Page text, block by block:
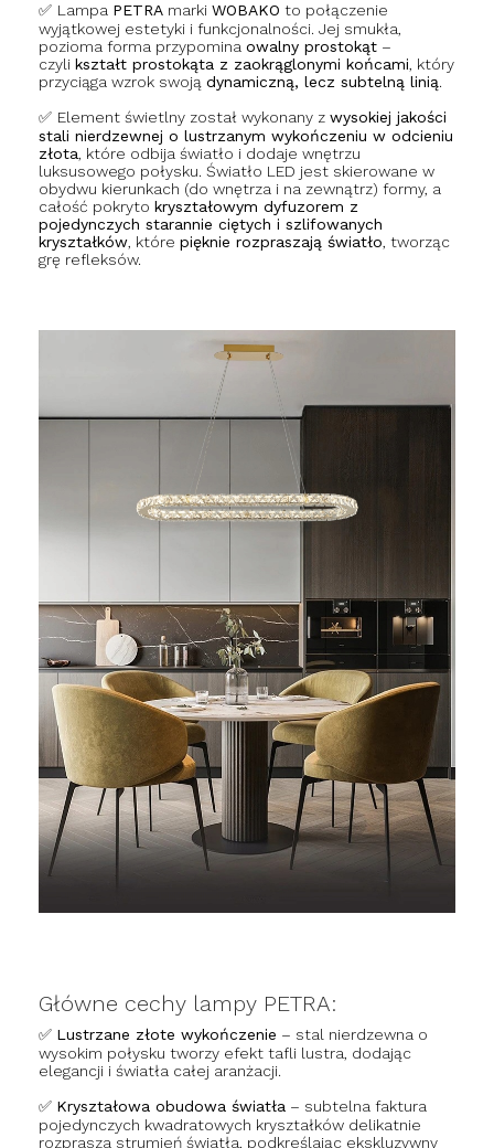
✅ Lampa PETRA marki WOBAKO to połączenie
wyjątkowej estetyki i funkcjonalności. Jej smukła,
pozioma forma przypomina owalny prostokąt –
czyli kształt prostokąta z zaokrąglonymi końcami, który
przyciąga wzrok swoją dynamiczną, lecz subtelną linią.
✅ Element świetlny został wykonany z wysokiej jakości
stali nierdzewnej o lustrzanym wykończeniu w odcieniu
złota, które odbija światło i dodaje wnętrzu
luksusowego połysku. Światło LED jest skierowane w
obydwu kierunkach (do wnętrza i na zewnątrz) formy, a
całość pokryto kryształowym dyfuzorem z
pojedynczych starannie ciętych i szlifowanych
kryształków, które pięknie rozpraszają światło, tworząc
grę refleksów.
Główne cechy lampy PETRA:
✅ Lustrzane złote wykończenie – stal nierdzewna o
wysokim połysku tworzy efekt tafli lustra, dodając
elegancji i światła całej aranżacji.
✅ Kryształowa obudowa światła – subtelna faktura
pojedynczych kwadratowych kryształków delikatnie
rozprasza strumień światła, podkreślając ekskluzywny